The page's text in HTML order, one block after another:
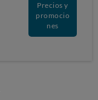
Precios y
promocio
nes